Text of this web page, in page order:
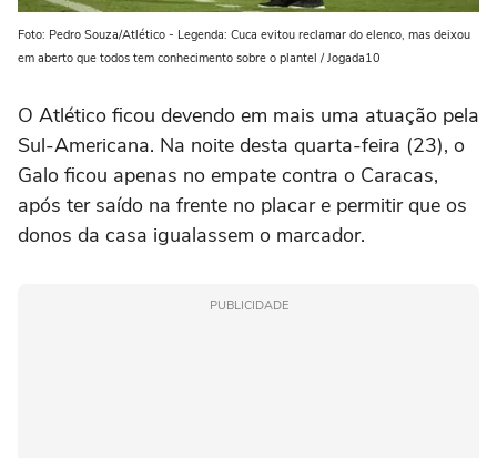
Foto: Pedro Souza/Atlético - Legenda: Cuca evitou reclamar do elenco, mas deixou
em aberto que todos tem conhecimento sobre o plantel / Jogada10
O Atlético ficou devendo em mais uma atuação pela
Sul-Americana. Na noite desta quarta-feira (23), o
Galo ficou apenas no empate contra o Caracas,
após ter saído na frente no placar e permitir que os
donos da casa igualassem o marcador.
PUBLICIDADE